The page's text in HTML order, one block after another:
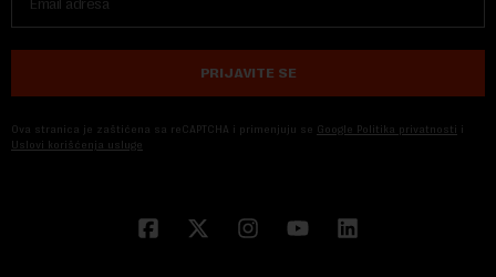
PRIJAVITE SE
Ova stranica je zaštićena sa reCAPTCHA i primenjuju se Google Politika privatnosti i
Uslovi korišćenja usluge